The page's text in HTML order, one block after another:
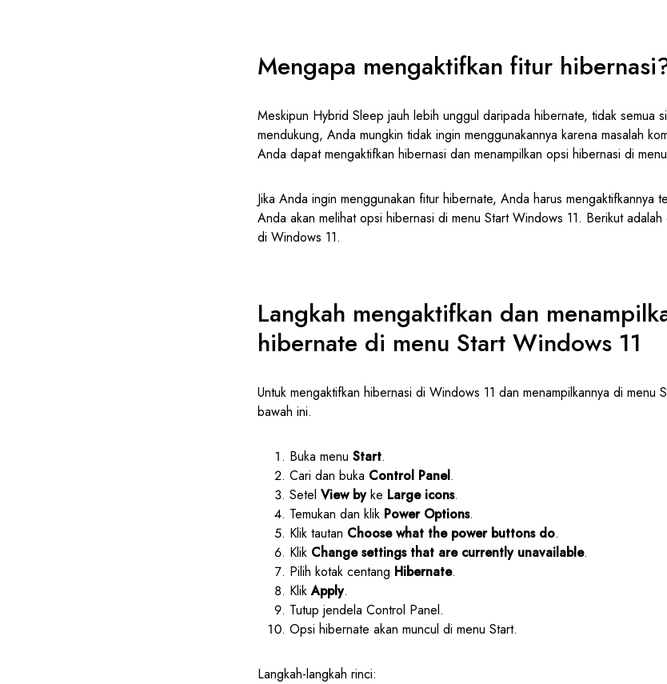
Mengapa mengaktifkan fitur
Meskipun Hybrid Sleep jauh lebih unggul daripada hibernate, tidak semua
mendukung, Anda mungkin tidak ingin menggunakannya karena masalah
Anda dapat mengaktifkan hibernasi dan menampilkan opsi hibernasi di
Jika Anda ingin menggunakan fitur hibernate, Anda harus mengaktifkannya
Anda akan melihat opsi hibernasi di menu Start Windows 11. Berikut
di Windows 11.
Langkah mengaktifkan dan
hibernate di menu Start Windows 11
Untuk mengaktifkan hibernasi di Windows 11 dan menampilkannya di menu
bawah ini.
Buka menu Start.
Cari dan buka Control Panel.
Setel View byke Large icons.
Temukan dan klik Power Options.
Klik tautan Choose what the power buttons do.
Klik Change settings that are currently unavailable.
Pilih kotak centang Hibernate.
KlikApply.
Tutup jendela Control Panel.
Opsi hibernate akan muncul di menu Start.
Langkah-langkah rinci: